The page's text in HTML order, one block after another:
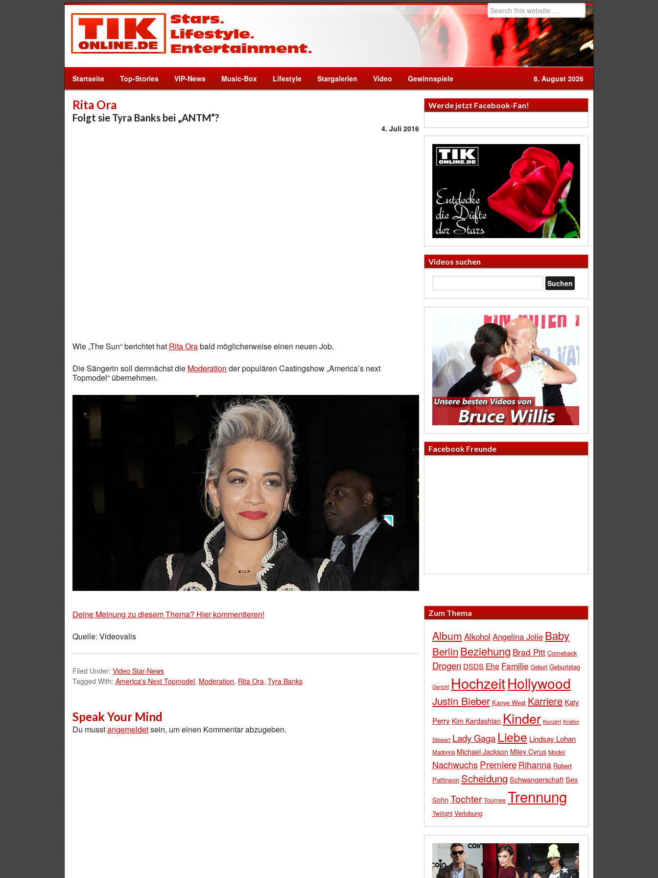
Startseite Top-Stories VIP-News Music-Box Lifestyle Stargalerien Video Gewinnspiele 8. August 2026
Rita Ora
Folgt sie Tyra Banks bei „ANTM“?
4. Juli 2016
Wie „The Sun“ berichtet hat Rita Orabald möglicherweise einen neuen Job.
Die Sängerin soll demnächst die Moderation der populären Castingshow „America’s next
Topmodel“ übernehmen.
Deine Meinung zu diesem Thema? Hier kommentieren!
Quelle: Videovalis
Filed Under: Video Star-News
Tagged With: America's Next Topmodel, Moderation, Rita Ora, Tyra Banks
Speak Your Mind
Du musstangemeldetsein, um einen Kommentar abzugeben.
Werde jetzt Facebook-Fan!
Videos suchen
Facebook Freunde
Zum Thema
Album Alkohol Angelina Jolie Baby
Berlin Beziehung Brad Pitt Comeback
Drogen DSDS Ehe Familie Geburt Geburtstag
Gericht HochzeitHollywood
Justin Bieber Kanye West Karriere Katy
Perry Kim Kardashian Kinder Konzert Kristen
Stewart Lady Gaga Liebe Lindsay Lohan
Madonna Michael Jackson Miley Cyrus Model
Nachwuchs Premiere Rihanna Robert
Pattinson Scheidung SchwangerschaftSex
Sohn Tochter Tournee Trennung
Twilight Verlobung